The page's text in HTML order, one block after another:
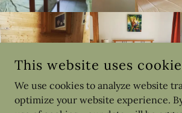
This website uses
We use cookies to analyze website
optimize your website experience.